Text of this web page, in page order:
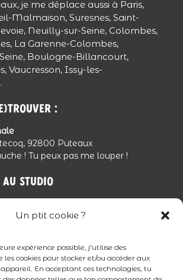
Un ptit cookie ?
expérience possible, j'utilise des
les cookies pour stocker et/ou accéder aux
En acceptant ces technologies, tu
je me déplace aussi à Paris,
Malmaison, Suresnes, Saint-
Neuilly-sur-Seine, Colombes,
La Garenne-Colombes,
Boulogne-Billancourt,
Vaucresson, Issy-les-
:
92800 Puteaux
! Tu peux pas me louper !
studio
Puteaux centre-ville -
mairie